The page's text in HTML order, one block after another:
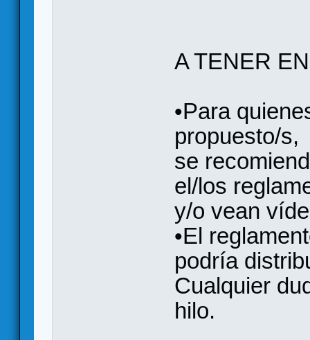
A TENER
•Para
propuesto/s,
se
el/los
y/o vean
•El
podría
Cualquier
hilo.